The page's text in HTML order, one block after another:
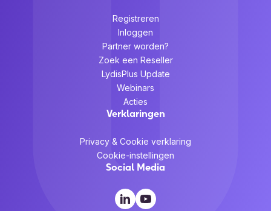
Registreren
Inloggen
Partner worden?
Zoek een Reseller
LydisPlus Update
Webinars
Acties
Verklaringen
Privacy & Cookie verklaring
Cookie-instellingen
Social Media